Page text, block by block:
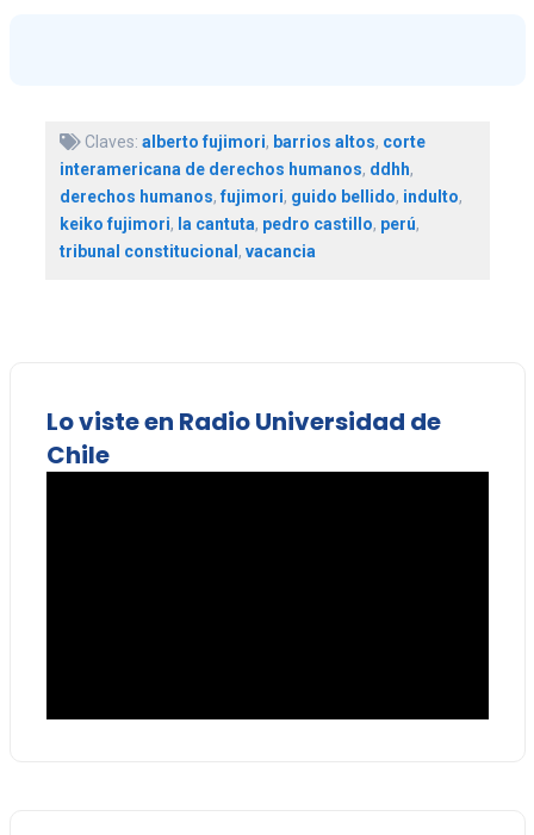
Claves: alberto fujimori, barrios altos, corte
interamericana de derechos humanos, ddhh,
derechos humanos,fujimori, guido bellido, indulto,
keiko fujimori, la cantuta, pedro castillo, perú,
tribunal constitucional, vacancia
Lo viste en Radio Universidad de
Chile